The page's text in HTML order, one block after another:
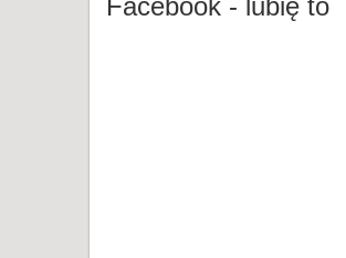
Facebook - lubię to